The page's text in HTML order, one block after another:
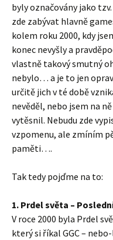
byly označovány jako
zde zabývat hlavně
kolem roku 2000, kdy
konec nevyšly a
vlastně takový smutný
nebylo… a je to jen
určitě jich v té době
nevěděl, nebo jsem na
vytěsnil. Nebudu zde
vzpomenu, ale zmíním
paměti….
Tak tedy pojďme na to:
1. Prdel světa –
V roce 2000 byla Prdel
který si říkal GGC – nebo-